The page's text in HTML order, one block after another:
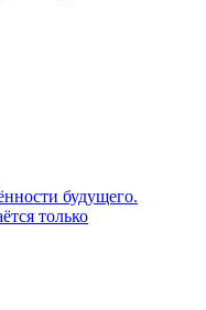
будущего.
только